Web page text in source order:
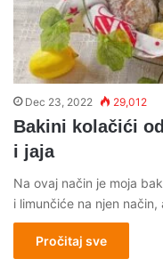
Dec 23, 2022 29,012
Bakini kolačići
i jaja
Na ovaj način je moja
i limunčiće na njen
Pročitaj sve